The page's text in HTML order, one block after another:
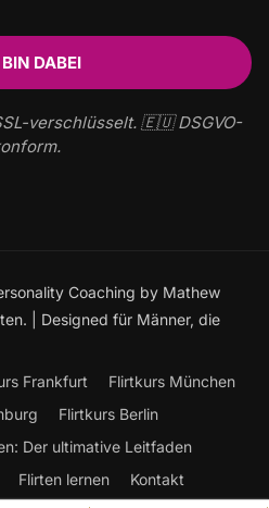
verschlüsselt. 🇪🇺 DSGVO-
Coaching by Mathew
| Designed für Männer, die
Frankfurt
Flirtkurs München
Flirtkurs Berlin
Der ultimative Leitfaden
Flirten lernen Kontakt